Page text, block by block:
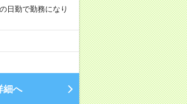
日勤で勤務になり
細へ